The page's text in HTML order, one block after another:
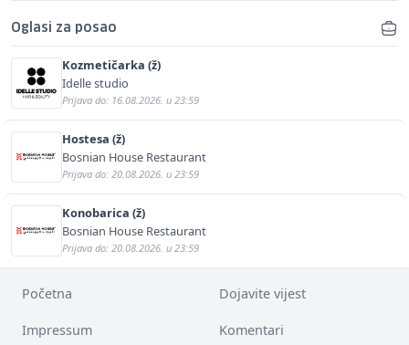
Oglasi za posao
Kozmetičarka (ž)
Idelle studio
Prijava do: 16.08.2026. u 23:59
Hostesa (ž)
Bosnian House Restaurant
Prijava do: 20.08.2026. u 23:59
Konobarica (ž)
Bosnian House Restaurant
Prijava do: 20.08.2026. u 23:59
Početna Dojavite vijest
Impressum Komentari